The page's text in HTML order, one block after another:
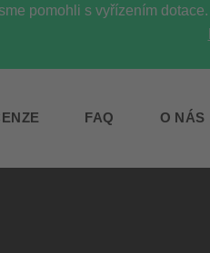
pomohli s vyřízením dotace.
FAQ O NÁS